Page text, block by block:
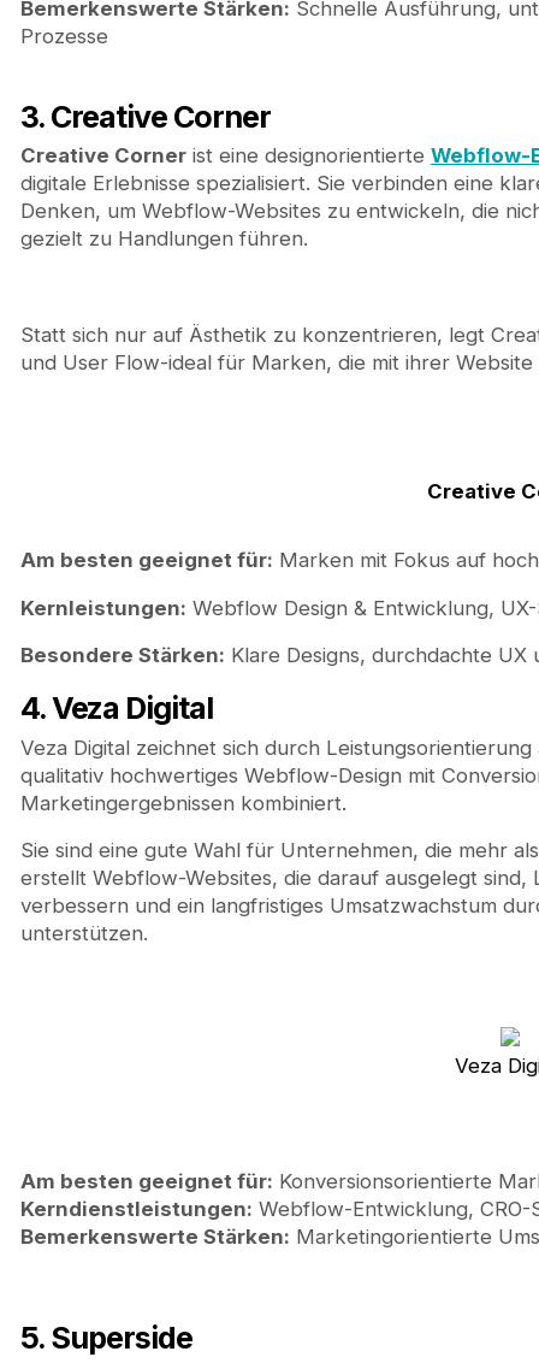
Bemerkenswerte Stärken: Schnelle Ausführung,
Prozesse
3. Creative Corner
Creative Cornerist eine designorientierte Webflow-
digitale Erlebnisse spezialisiert. Sie verbinden eine
Denken, um Webflow-Websites zu entwickeln, die
gezielt zu Handlungen führen.
Statt sich nur auf Ästhetik zu konzentrieren, legt
und User Flow-ideal für Marken, die mit ihrer
Creative
Am besten geeignet für: Marken mit Fokus auf
Kernleistungen: Webflow Design & Entwicklung,
Besondere Stärken: Klare Designs, durchdachte
4. Veza Digital
Veza Digital zeichnet sich durch
qualitativ hochwertiges Webflow-Design mit
Marketingergebnissen kombiniert.
Sie sind eine gute Wahl für Unternehmen, die mehr
erstellt Webflow-Websites, die darauf ausgelegt
verbessern und ein langfristiges Umsatzwachstum
unterstützen.
Veza
Am besten geeignet für: Konversionsorientierte
Kerndienstleistungen: Webflow-Entwicklung,
Bemerkenswerte Stärken: Marketingorientierte
5. Superside